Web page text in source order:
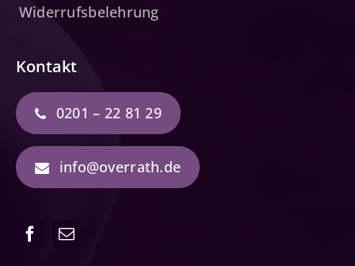
Kontakt
0201 – 22 81 29
info@overrath.de
Widerrufsbelehrung